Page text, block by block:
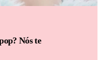
Nós te